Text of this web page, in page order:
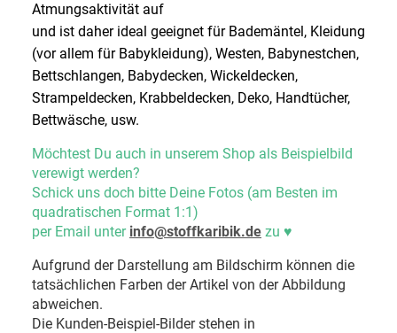
Atmungsaktivität auf
und ist daher ideal geeignet für Bademäntel, Kleidung
(vor allem für Babykleidung), Westen, Babynestchen,
Bettschlangen, Babydecken, Wickeldecken,
Strampeldecken, Krabbeldecken, Deko, Handtücher,
Bettwäsche, usw.
Möchtest Du auch in unserem Shop als Beispielbild
verewigt werden?
Schick uns doch bitte Deine Fotos (am Besten im
quadratischen Format 1:1)
per Email unter info@stoffkaribik.de zu ♥
Aufgrund der Darstellung am Bildschirm können die
tatsächlichen Farben der Artikel von der Abbildung
abweichen.
Die Kunden-Beispiel-Bilder stehen in